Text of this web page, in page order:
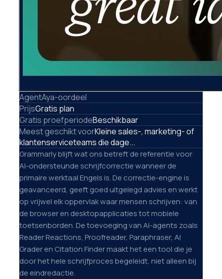
AgentAya-oordeel
PrijsGratis plan
Gratis proefperiodeBeschikbaar
Meest geschikt voorKleine sales-, marketing- of
klantenserviceteams die dage...
Grammarly blijft wat ons betreft de referentie voor
AI-ondersteunde schrijfcorrectie wanneer de
primaire werktaal Engels is. De correctie-engine is
geavanceerd, geeft goed uitgelegd advies en werkt
op vrijwel elk oppervlak waar mensen schrijven: van
de browser en desktopapplicaties tot mobiele
toetsenborden. De toevoeging van AI-agents zoals
Reader Reactions, Proofreader, Paraphraser, AI
Grader en Citation Finder maakt het een tool die je
door het hele schrijfproces begeleidt, niet alleen bij
de eindredactie.